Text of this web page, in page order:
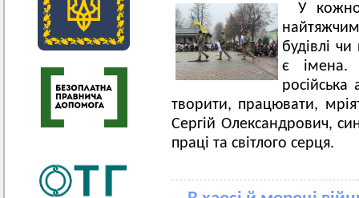
У
будівлі
є імена.
творити, працювати,
Сергій Олександрович,
праці та світлого серця.